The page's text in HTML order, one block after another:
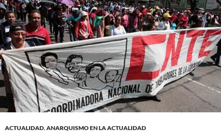
ACTUALIDAD,ANARQUISMO EN LA ACTUALIDAD